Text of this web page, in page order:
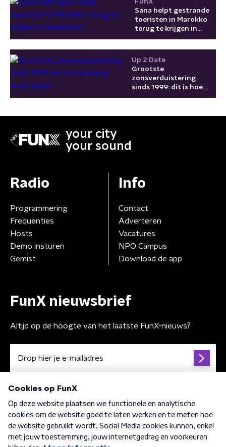
Sana helpt gestrande
toeristen in Marokko
terug te krijgen in
Up 2 Date
Grootste
zonsverduistering
sinds 1999: dit is hoe
your city
your sound
Radio
Programmering
Frequenties
Hosts
Demo insturen
Gemist
Info
Contact
Adverteren
Vacatures
NPO Campus
Download de app
FunX nieuwsbrief
Altijd op de hoogte van het laatste FunX-nieuws?
Algemene voorwaarden Privacybeleid